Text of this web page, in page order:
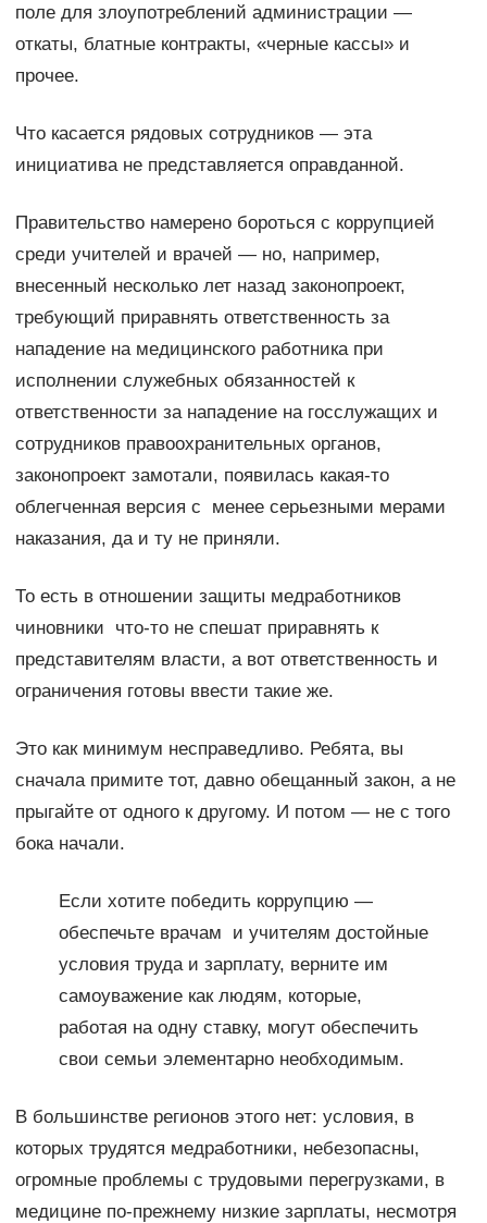
поле для злоупотреблений администрации —
откаты, блатные контракты, «черные кассы» и
прочее.
Что касается рядовых сотрудников — эта
инициатива не представляется оправданной.
Правительство намерено бороться с коррупцией
среди учителей и врачей — но, например,
внесенный несколько лет назад законопроект,
требующий приравнять ответственность за
нападение на медицинского работника при
исполнении служебных обязанностей к
ответственности за нападение на госслужащих и
сотрудников правоохранительных органов,
законопроект замотали, появилась какая-то
облегченная версия с менее серьезными мерами
наказания, да и ту не приняли.
То есть в отношении защиты медработников
чиновники что-то не спешат приравнять к
представителям власти, а вот ответственность и
ограничения готовы ввести такие же.
Это как минимум несправедливо. Ребята, вы
сначала примите тот, давно обещанный закон, а не
прыгайте от одного к другому. И потом — не с того
бока начали.
Если хотите победить коррупцию —
обеспечьте врачам и учителям достойные
условия труда и зарплату, верните им
самоуважение как людям, которые,
работая на одну ставку, могут обеспечить
свои семьи элементарно необходимым.
В большинстве регионов этого нет: условия, в
которых трудятся медработники, небезопасны,
огромные проблемы с трудовыми перегрузками, в
медицине по-прежнему низкие зарплаты, несмотря